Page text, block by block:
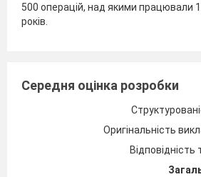
500 операцій, над якими працювали
років.
Середня оцінка розробки
Оригінальність
Відповідність